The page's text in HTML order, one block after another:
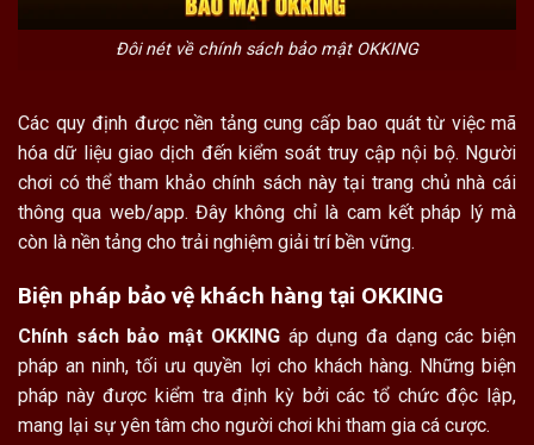
Đôi nét về chính sách bảo mật OKKING
Các quy định được nền tảng cung cấp bao quát từ việc mã
hóa dữ liệu giao dịch đến kiểm soát truy cập nội bộ. Người
chơi có thể tham khảo chính sách này tại trang chủ nhà cái
thông qua web/app. Đây không chỉ là cam kết pháp lý mà
còn là nền tảng cho trải nghiệm giải trí bền vững.
Biện pháp bảo vệ khách hàng tại OKKING
Chính sách bảo mật OKKINGáp dụng đa dạng các biện
pháp an ninh, tối ưu quyền lợi cho khách hàng. Những biện
pháp này được kiểm tra định kỳ bởi các tổ chức độc lập,
mang lại sự yên tâm cho người chơi khi tham gia cá cược.